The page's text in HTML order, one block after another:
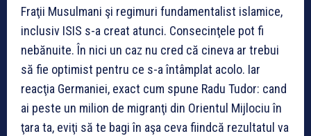
Fraţii Musulmani şi regimuri fundamentalist islamice,
inclusiv ISIS s-a creat atunci. Consecinţele pot fi
nebănuite. În nici un caz nu cred că cineva ar trebui
să fie optimist pentru ce s-a întâmplat acolo. Iar
reacţia Germaniei, exact cum spune Radu Tudor: cand
ai peste un milion de migranţi din Orientul Mijlociu în
ţara ta, eviţi să te bagi în aşa ceva fiindcă rezultatul va